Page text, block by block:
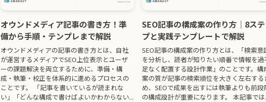
オウンドメディア記事の書き方！準
備から手順・テンプレまで解説
オウンドメディアの記事の書き方とは、自社
が運営するメディアでSEO上位表示とユーザ
ーの課題解決を両立するために、準備・構
成・執筆・校正を体系的に進めるプロセスの
ことです。 「記事を書いているが読まれな
い」「どんな構成で書けばよいかわからない...
SEO記事の構成案の作り方｜8ス
プと実践テンプレートで解説
SEO記事の構成案の作り方とは、「検索意
を分析し、読者が知りたい順番で情報を過
足なく配置する設計作業」のことです。構
案の質が記事の検索順位を大きく左右する
め、SEOで成果を出すには執筆よりも前段
の構成設計が重要になります。 本記事では